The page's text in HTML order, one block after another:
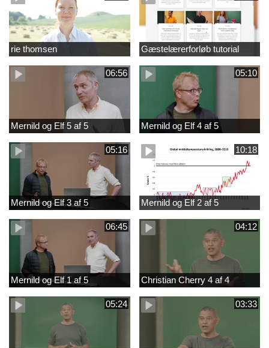
rie thomsen Gæstelærerforløb tutorial
06:56
Mernild og Elf 5 af 5
05:10
Mernild og Elf 4 af 5
05:16
Mernild og Elf 3 af 5
10:18
Mernild og Elf 2 af 5
06:45
Mernild og Elf 1 af 5
04:12
Christian Cherry 4 af 4
05:24 03:33